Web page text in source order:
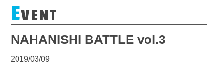
EVENT
NAHANISHI BATTLE vol.3
2019/03/09